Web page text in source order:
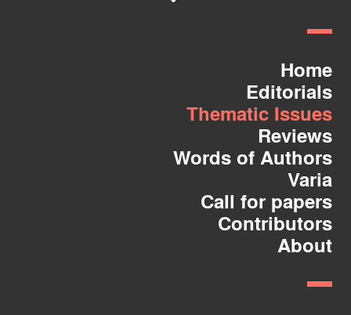
Home
Editorials
Thematic Issues
Reviews
Words of Authors
Varia
Call for papers
Contributors
About